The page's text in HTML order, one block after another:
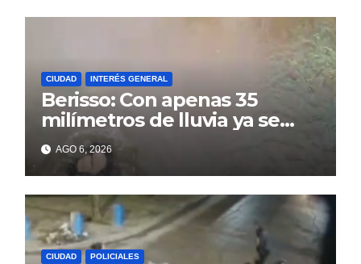
CIUDAD INTERÉS GENERAL
Berisso: Con apenas 35
milímetros de lluvia ya se
sienten los problemas
AGO 6, 2026
CIUDAD POLICIALES